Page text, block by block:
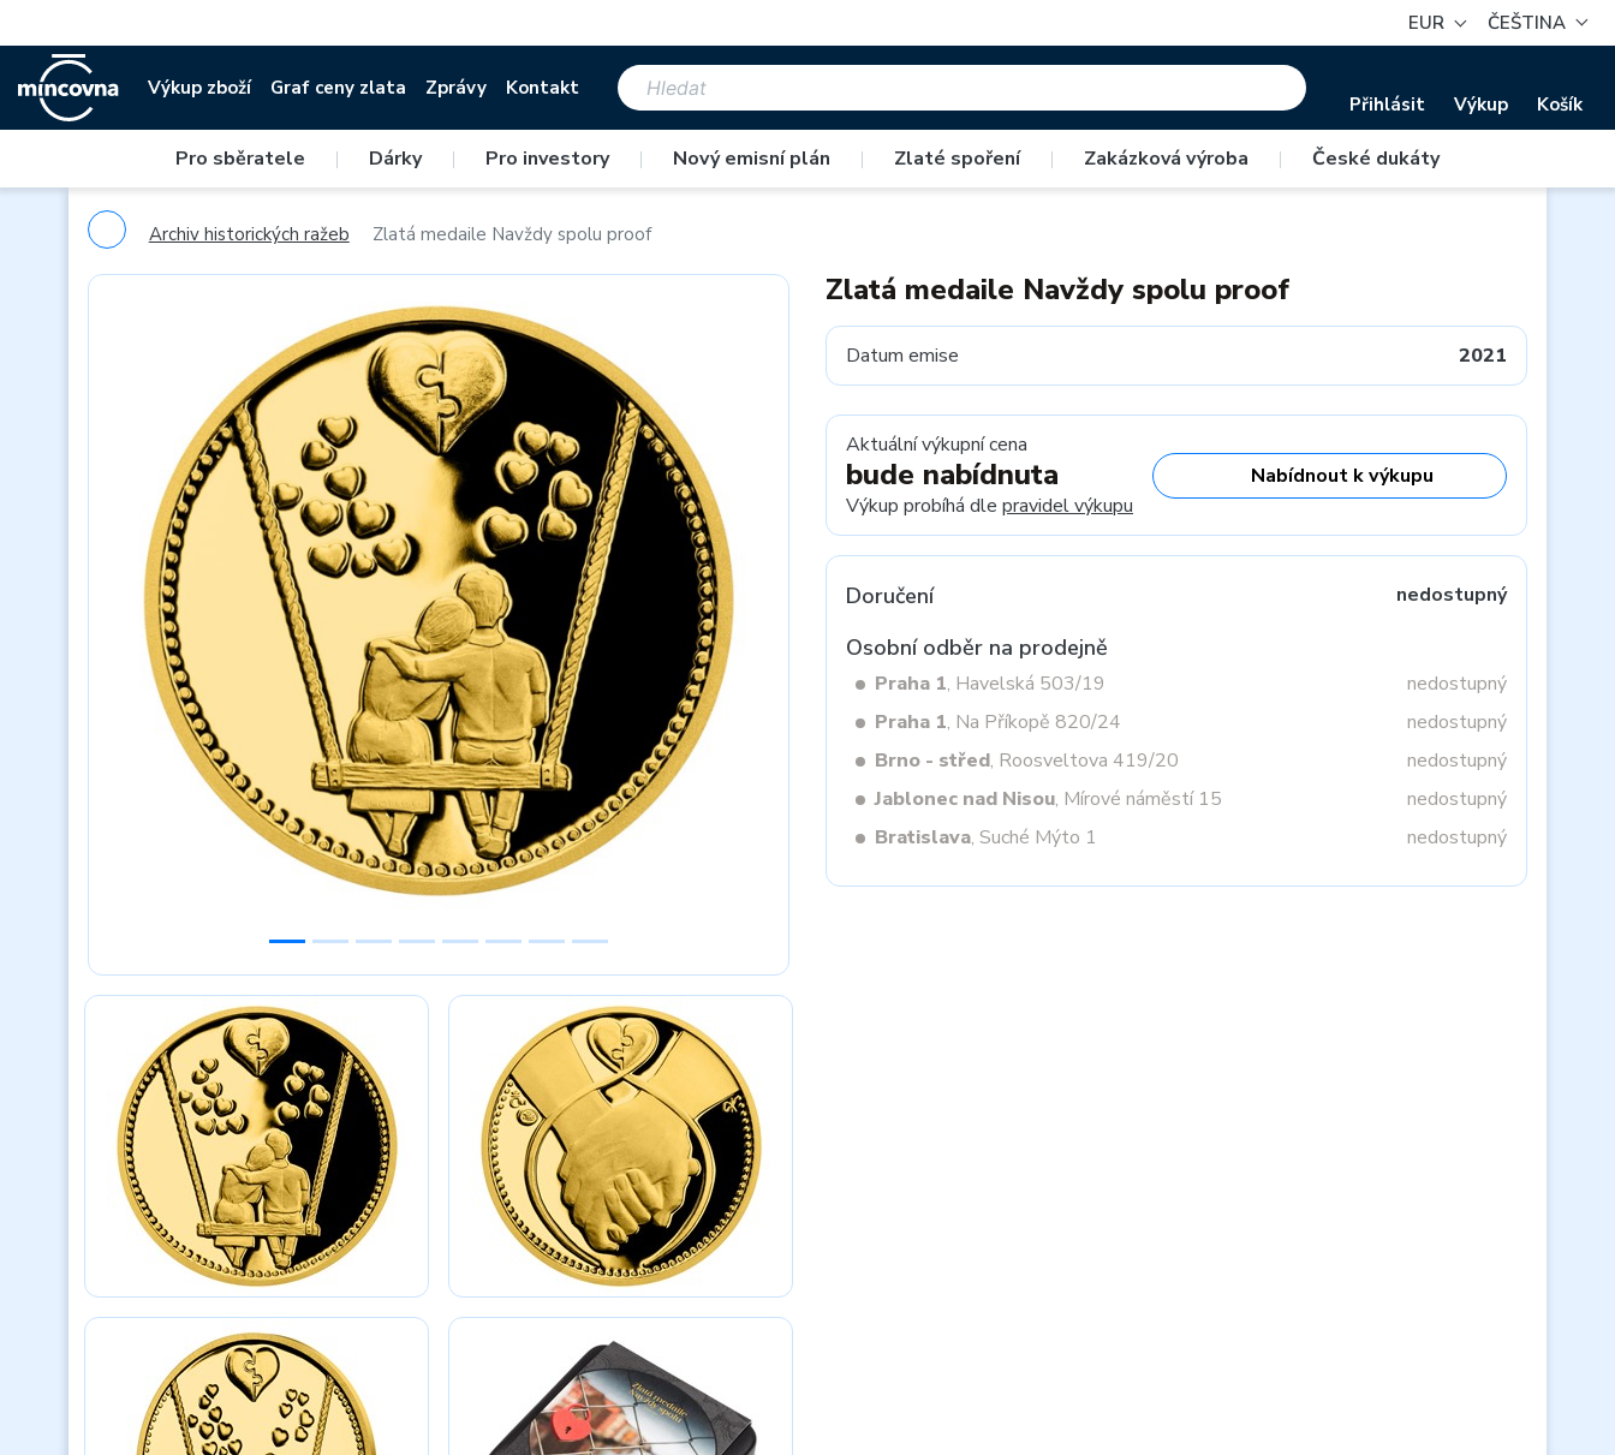
EUR ČEŠTINA
Výkup zboží Graf ceny zlata Zprávy Kontakt
Přihlásit Výkup Košík
Pro sběratele | Dárky | Pro investory | Nový emisní plán | Zlaté spoření | Zakázková výroba | České dukáty
Archiv historických ražeb Zlatá medaile Navždy spolu proof
Previous
Zlatá medaile Navždy spolu proof
Datum emise 2021
Aktuální výkupní cena
bude nabídnuta
Výkup probíhá dle pravidel výkupu
Nabídnout k výkupu
Doručení nedostupný
Osobní odběr na prodejně
Praha 1, Havelská 503/19
nedostupný
Praha 1, Na Příkopě 820/24
nedostupný
Brno - střed, Roosveltova 419/20
nedostupný
Jablonec nad Nisou, Mírové náměstí 15
nedostupný
Bratislava, Suché Mýto 1 nedostupný